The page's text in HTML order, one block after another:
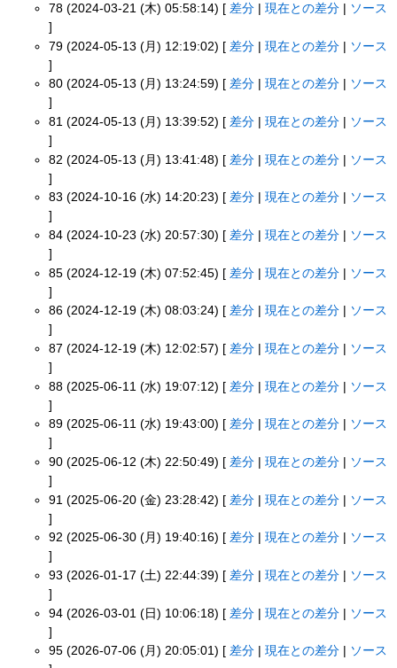
78 (2024-03-21 (木) 05:58:14) [ 差分 |現在との差分
ソース
]
79 (2024-05-13 (月) 12:19:02) [ 差分 |現在との差分 | ソース
]
80 (2024-05-13 (月) 13:24:59) [ 差分 |現在との差分
ソース
]
81 (2024-05-13 (月) 13:39:52) [ 差分 |現在との差分
ソース
]
82 (2024-05-13 (月) 13:41:48) [ 差分 |現在との差分 | ソース
]
83 (2024-10-16 (水) 14:20:23) [ 差分 |現在との差分
ソース
]
84 (2024-10-23 (水) 20:57:30) [ 差分 |現在との差分
ソース
]
85 (2024-12-19 (木) 07:52:45) [ 差分 |現在との差分 | ソース
]
86 (2024-12-19 (木) 08:03:24) [ 差分 |現在との差分
ソース
]
87 (2024-12-19 (木) 12:02:57) [ 差分 |現在との差分
ソース
]
88 (2025-06-11 (水) 19:07:12) [ 差分 |現在との差分 | ソース
]
89 (2025-06-11 (水) 19:43:00) [ 差分 |現在との差分
ソース
]
90 (2025-06-12 (木) 22:50:49) [ 差分 |現在との差分
ソース
]
91 (2025-06-20 (金) 23:28:42) [ 差分 |現在との差分 | ソース
]
92 (2025-06-30 (月) 19:40:16) [ 差分 |現在との差分
ソース
]
93 (2026-01-17 (土) 22:44:39) [ 差分 |現在との差分
ソース
]
94 (2026-03-01 (日) 10:06:18) [ 差分 |現在との差分 | ソース
]
95 (2026-07-06 (月) 20:05:01) [ 差分 |現在との差分
ソース